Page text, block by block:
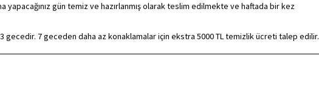
gün temiz ve hazırlanmış olarak teslim edilmekte ve haftada bir kez
gecedir. 7 geceden daha az konaklamalar için ekstra 5000 TL temizlik ücreti talep edilir.